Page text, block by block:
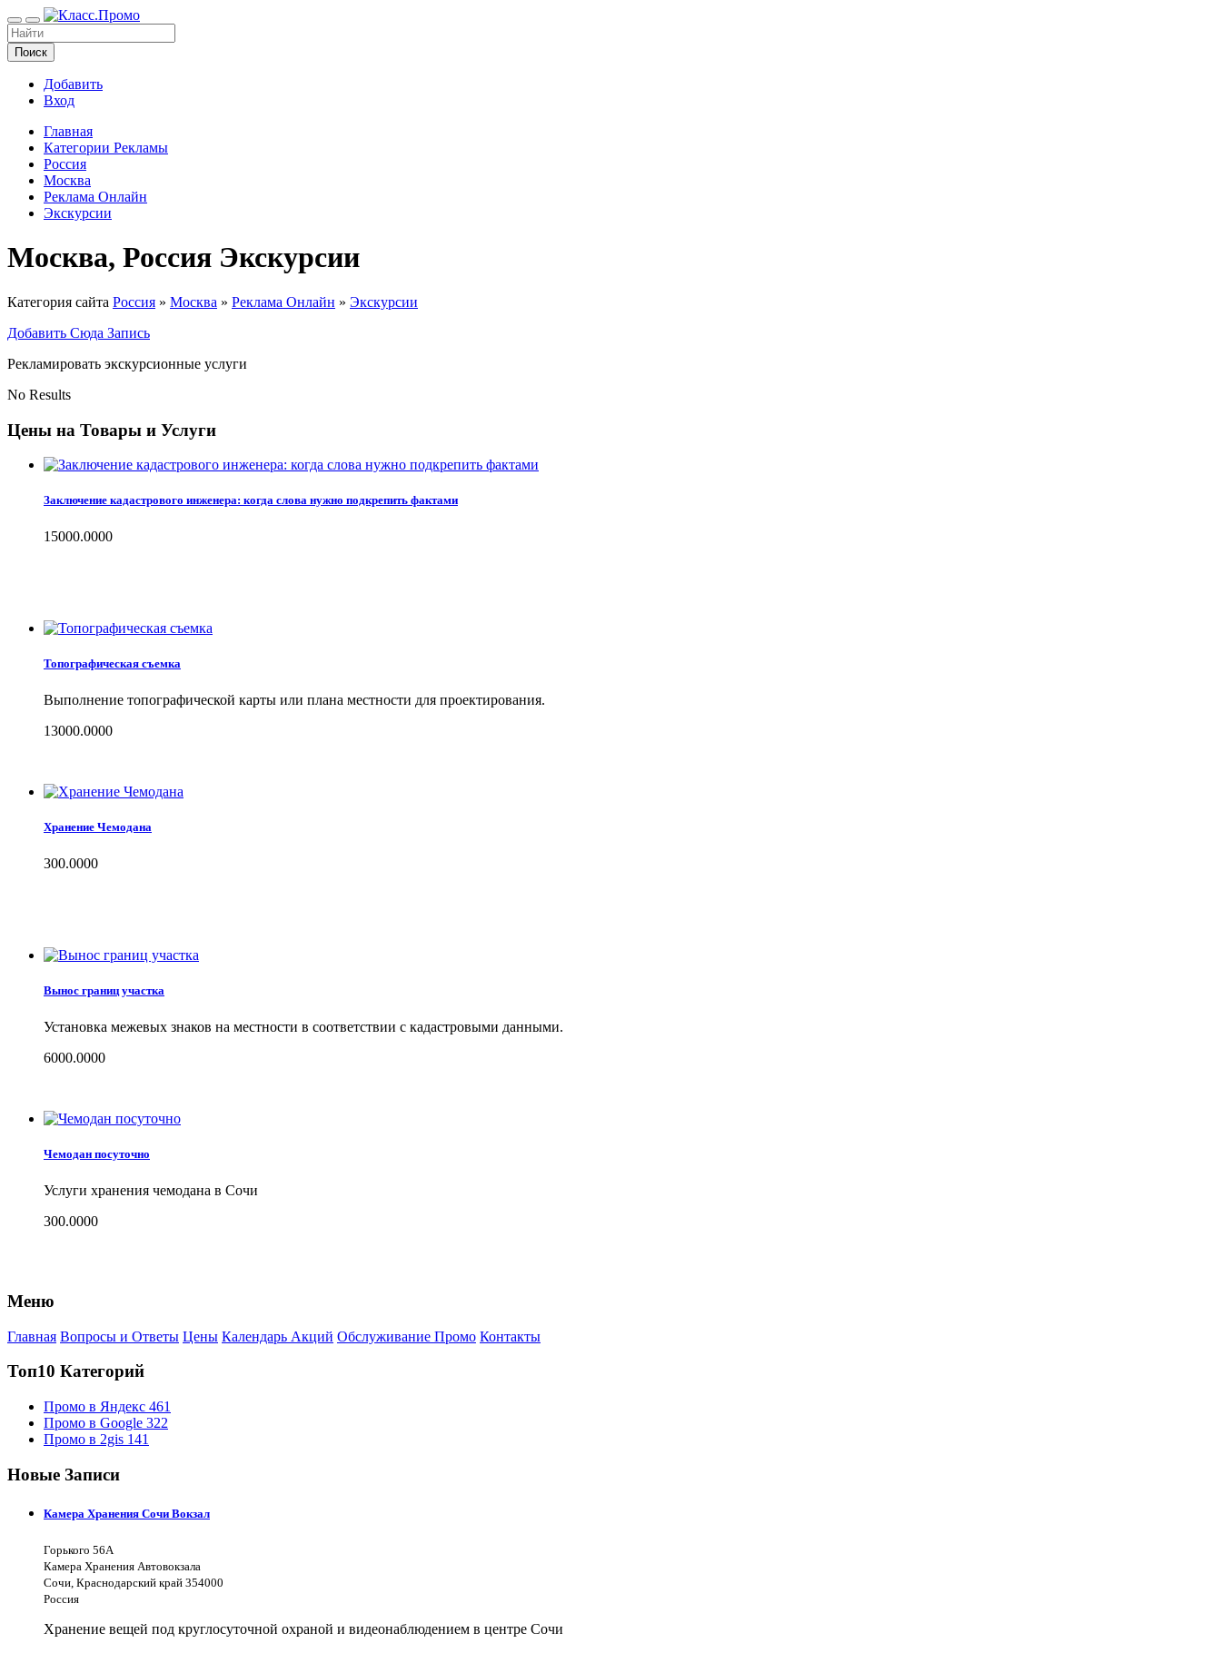
Поиск
Добавить
Вход
Главная
Категории Рекламы
Россия
Москва
Реклама Онлайн
Экскурсии
Москва, Россия Экскурсии
Категория сайта Россия » Москва » Реклама Онлайн » Экскурсии
Добавить Сюда Запись
Рекламировать экскурсионные услуги
No Results
Цены на Товары и Услуги
Заключение кадастрового инженера: когда слова нужно подкрепить фактами
15000.0000
Топографическая съемка
Выполнение топографической карты или плана местности для проектирования.
13000.0000
Хранение Чемодана
300.0000
Вынос границ участка
Установка межевых знаков на местности в соответствии с кадастровыми данными.
6000.0000
Чемодан посуточно
Услуги хранения чемодана в Сочи
300.0000
Меню
Главная Вопросы и Ответы Цены Календарь Акций Обслуживание Промо Контакты
Топ10 Категорий
Промо в Яндекс 461
Промо в Google 322
Промо в 2gis 141
Новые Записи
Камера Хранения Сочи Вокзал
Горького 56А
Камера Хранения Автовокзала
Сочи, Краснодарский край 354000
Россия
Хранение вещей под круглосуточной охраной и видеонаблюдением в центре Сочи